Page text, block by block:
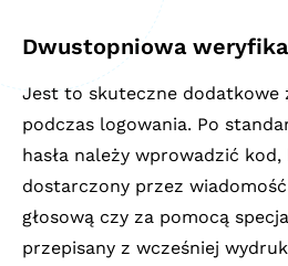
Dwustopniowa
Jest to skuteczne dodatkowe
podczas logowania. Po
hasła należy wprowadzić
dostarczony przez
głosową czy za pomocą
przepisany z wcześniej